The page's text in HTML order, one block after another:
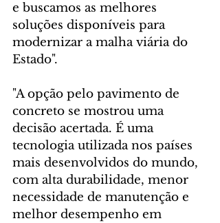
e buscamos as melhores
soluções disponíveis para
modernizar a malha viária do
Estado".
"A opção pelo pavimento de
concreto se mostrou uma
decisão acertada. É uma
tecnologia utilizada nos países
mais desenvolvidos do mundo,
com alta durabilidade, menor
necessidade de manutenção e
melhor desempenho em